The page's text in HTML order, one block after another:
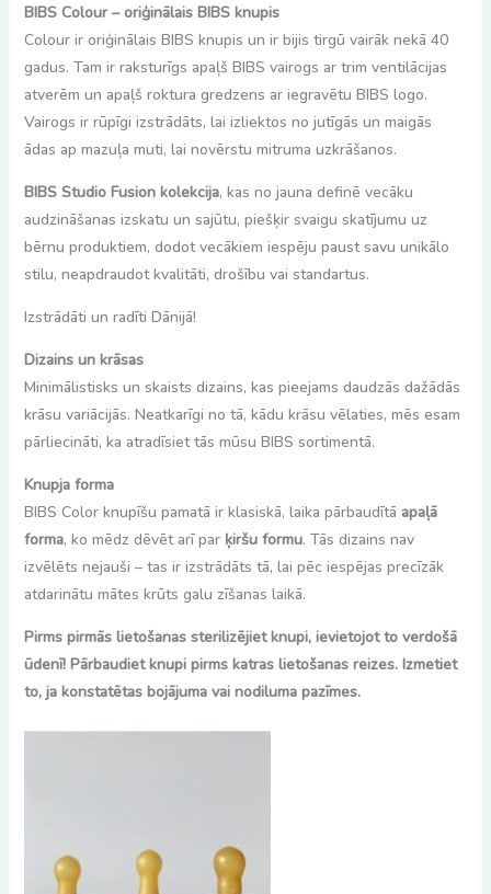
BIBS Colour – oriģinālais BIBS knupis
Colour ir oriģinālais BIBS knupis un ir bijis tirgū vairāk nekā 40
gadus. Tam ir raksturīgs apaļš BIBS vairogs ar trim ventilācijas
atverēm un apaļš roktura gredzens ar iegravētu BIBS logo.
Vairogs ir rūpīgi izstrādāts, lai izliektos no jutīgās un maigās
ādas ap mazuļa muti, lai novērstu mitruma uzkrāšanos.
BIBS Studio Fusion kolekcija, kas no jauna definē vecāku
audzināšanas izskatu un sajūtu, piešķir svaigu skatījumu uz
bērnu produktiem, dodot vecākiem iespēju paust savu unikālo
stilu, neapdraudot kvalitāti, drošību vai standartus.
Izstrādāti un radīti Dānijā!
Dizains un krāsas
Minimālistisks un skaists dizains, kas pieejams daudzās dažādās
krāsu variācijās. Neatkarīgi no tā, kādu krāsu vēlaties, mēs esam
pārliecināti, ka atradīsiet tās mūsu BIBS sortimentā.
Knupja forma
BIBS Color knupīšu pamatā ir klasiskā, laika pārbaudītā apaļā
forma, ko mēdz dēvēt arī par ķiršu formu. Tās dizains nav
izvēlēts nejauši – tas ir izstrādāts tā, lai pēc iespējas precīzāk
atdarinātu mātes krūts galu zīšanas laikā.
Pirms pirmās lietošanas sterilizējiet knupi, ievietojot to verdošā
ūdenī! Pārbaudiet knupi pirms katras lietošanas reizes. Izmetiet
to, ja konstatētas bojājuma vai nodiluma pazīmes.